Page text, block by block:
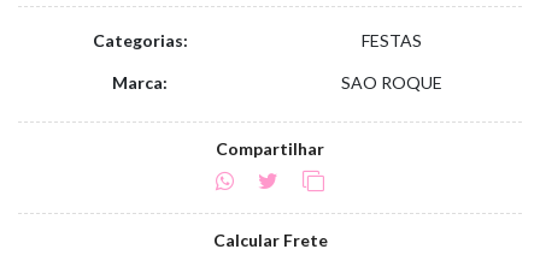
Categorias: FESTAS
Marca: SAO ROQUE
Compartilhar
Calcular Frete